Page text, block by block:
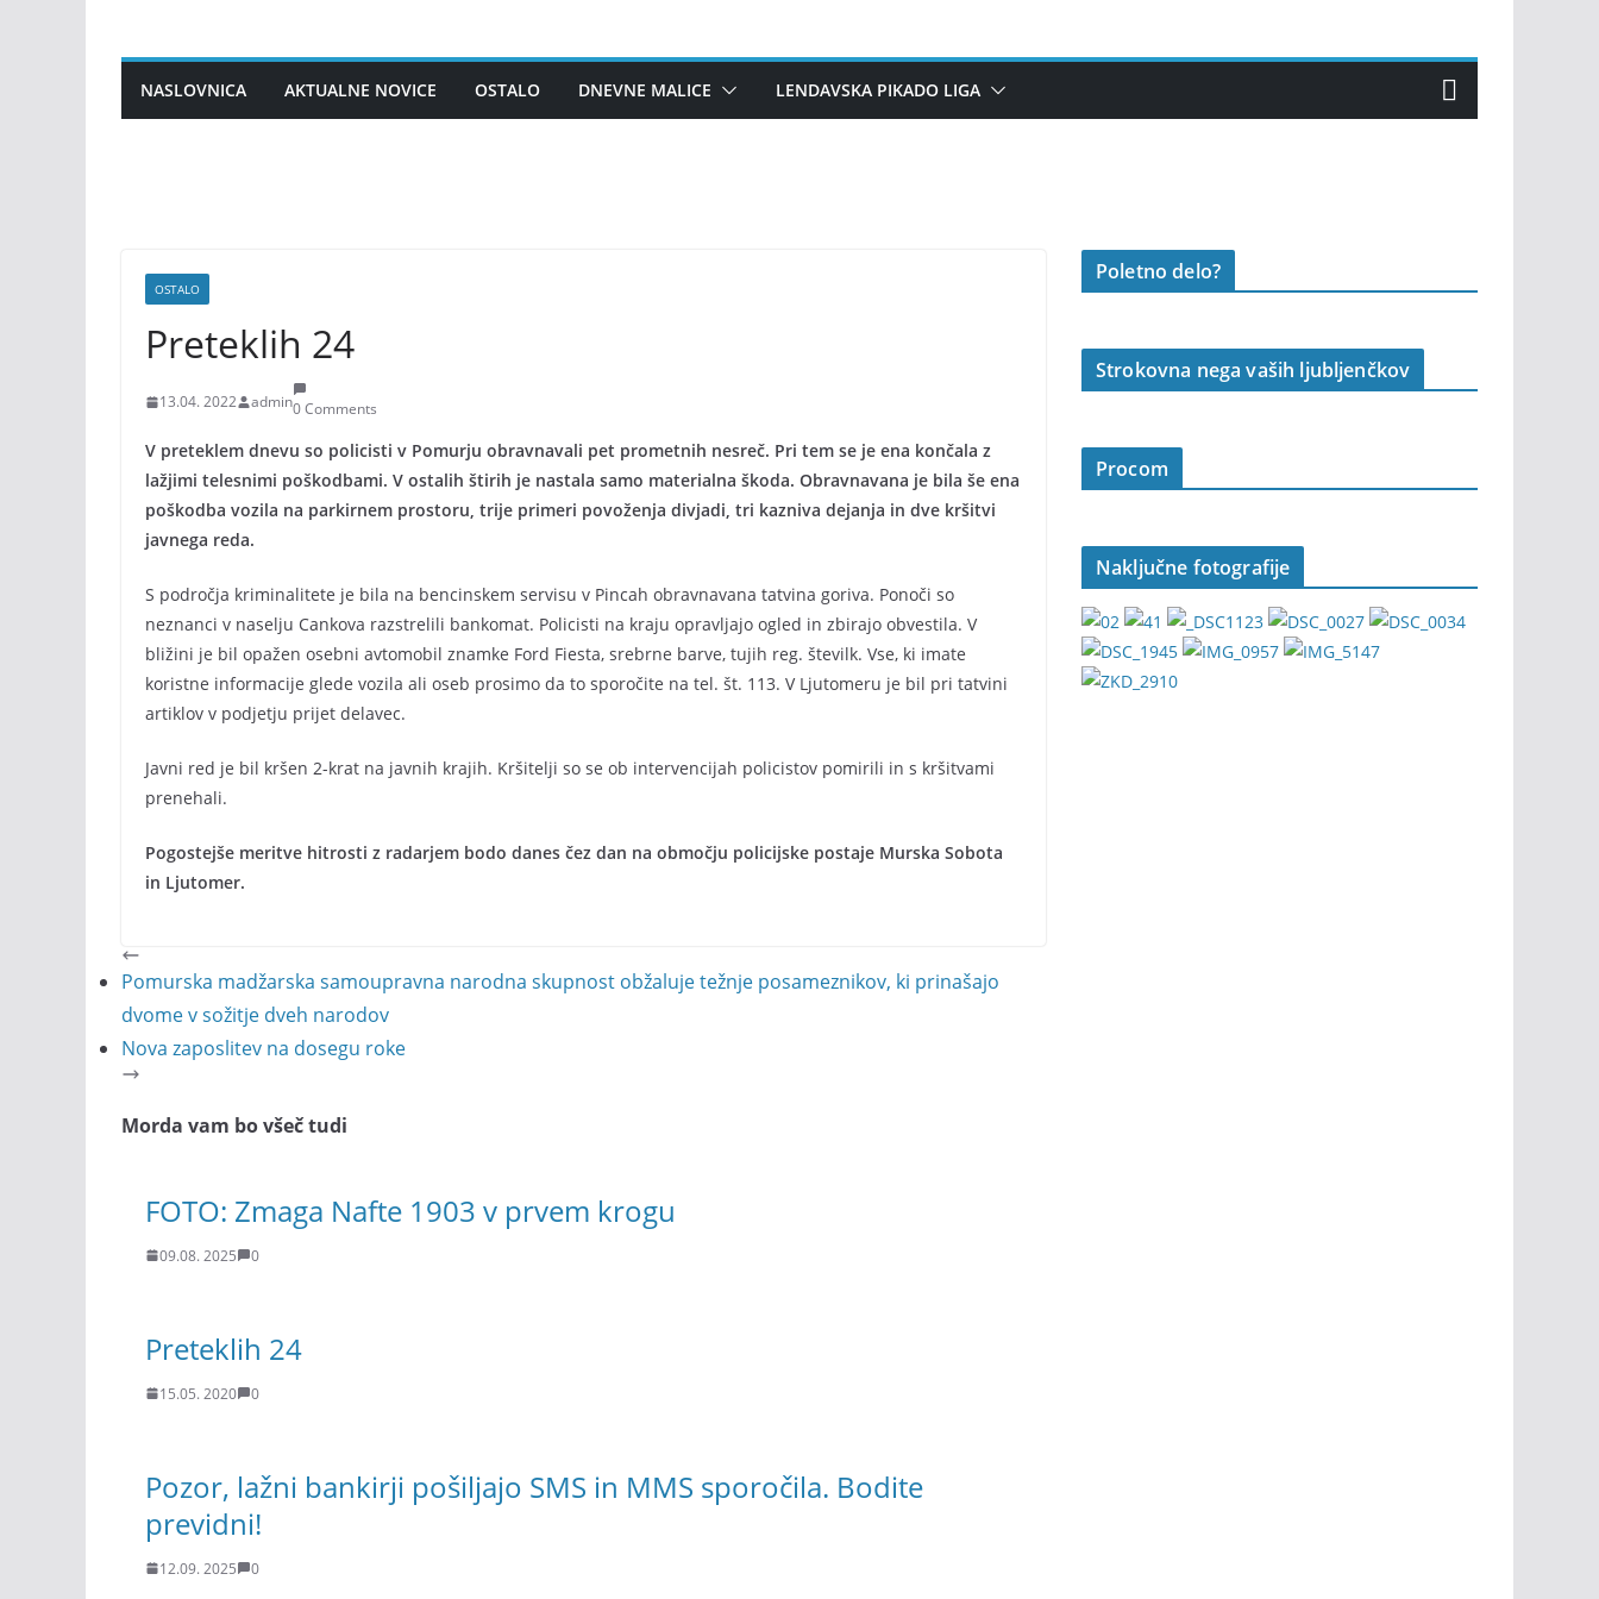
contentNASLOVNICA AKTUALNE NOVICE OSTALO DNEVNE MALICE LENDAVSKA PIKADO LIGA
OSTALO
Preteklih 24
13.04. 2022 admin0 Comments
V preteklem dnevu so policisti v Pomurju obravnavali pet prometnih nesreč. Pri tem se je ena končala z
lažjimi telesnimi poškodbami. V ostalih štirih je nastala samo materialna škoda. Obravnavana je bila še ena
poškodba vozila na parkirnem prostoru, trije primeri povoženja divjadi, tri kazniva dejanja in dve kršitvi
javnega reda.
S področja kriminalitete je bila na bencinskem servisu v Pincah obravnavana tatvina goriva. Ponoči so
neznanci v naselju Cankova razstrelili bankomat. Policisti na kraju opravljajo ogled in zbirajo obvestila. V
bližini je bil opažen osebni avtomobil znamke Ford Fiesta, srebrne barve, tujih reg. številk. Vse, ki imate
koristne informacije glede vozila ali oseb prosimo da to sporočite na tel. št. 113. V Ljutomeru je bil pri tatvini
artiklov v podjetju prijet delavec.
Javni red je bil kršen 2-krat na javnih krajih. Kršitelji so se ob intervencijah policistov pomirili in s kršitvami
prenehali.
Pogostejše meritve hitrosti z radarjem bodo danes čez dan na območju policijske postaje Murska Sobota
in Ljutomer.
Pomurska madžarska samoupravna narodna skupnost obžaluje težnje posameznikov, ki prinašajo
dvome v sožitje dveh narodov
Nova zaposlitev na dosegu roke
Morda vam bo všeč tudi
FOTO: Zmaga Nafte 1903 v prvem krogu
09.08. 2025 0
Preteklih 24
15.05. 2020 0
Pozor, lažni bankirji pošiljajo SMS in MMS sporočila. Bodite
previdni!
12.09. 2025 0
Poletno delo?
Strokovna nega vaših ljubljenčkov
Procom
Naključne fotografije